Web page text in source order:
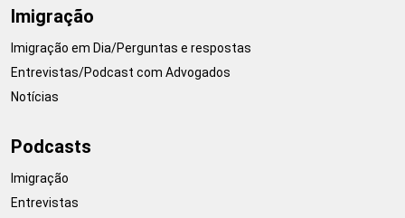
Imigração
Imigração em Dia/Perguntas e respostas
Entrevistas/Podcast com Advogados
Notícias
Podcasts
Imigração
Entrevistas